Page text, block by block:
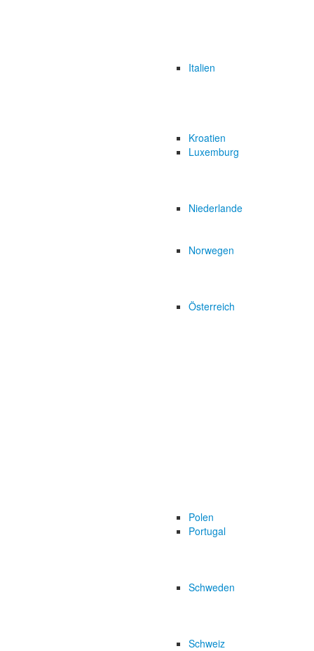
Italien
Kroatien
Luxemburg
Niederlande
Norwegen
Österreich
Polen
Portugal
Schweden
Schweiz